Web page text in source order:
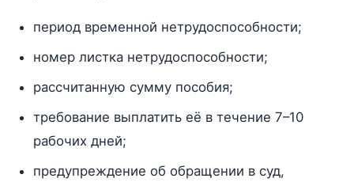
период временной нетрудоспособности;
номер листка нетрудоспособности;
рассчитанную сумму пособия;
требование выплатить её в течение 7–10
рабочих дней;
предупреждение об обращении в суд,